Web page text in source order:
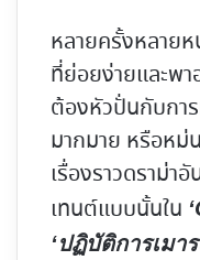
หลายครั้งหลายห
ที่ย่อยง่ายและพ
ต้องหัวปั่นกับการ
มากมาย หรือห
เรื่องราวดราม่า
เทนต์แบบนั้นใน
‘ปฏิบัติการเมาร